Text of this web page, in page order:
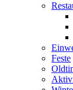
Feste